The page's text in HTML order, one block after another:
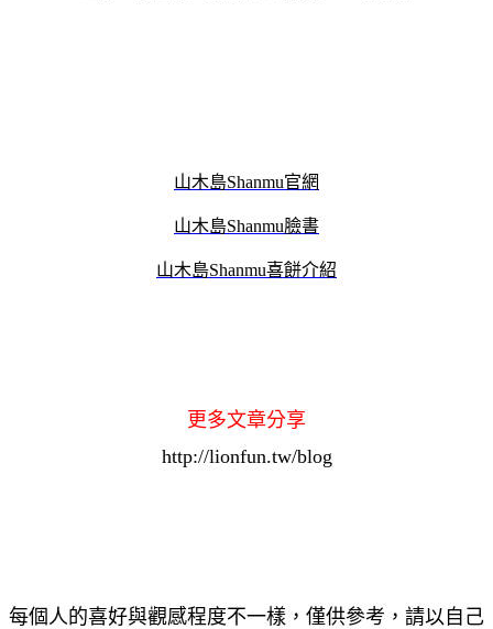
山木島Shanmu官網
山木島Shanmu臉書
山木島Shanmu喜餅介紹
更多文章分享
http://lionfun.tw/blog
每個人的喜好與觀感程度不一樣，僅供參考，請以自己